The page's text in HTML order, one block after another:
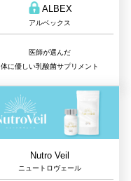
ALBEX
アルベックス
医師が選んだ
体に優しい乳酸菌サプリメント
Nutro Veil
ニュートロヴェール